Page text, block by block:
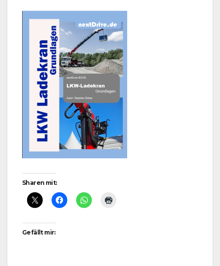
Sharen mit:
Gefällt mir: